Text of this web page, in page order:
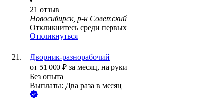
21 отзыв
Новосибирск, р-н Советский
Откликнитесь среди первых
Откликнуться
Дворник-разнорабочий
от 51 000 ₽ за месяц, на руки
Без опыта
Выплаты: Два раза в месяц